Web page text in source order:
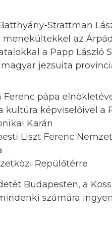
Strattman
menekültekkel az
a Papp László
jezsuita
Ferenc pápa
kultúra képviselőivel
Karán
Liszt Ferenc
Repülőtérre
Budapesten, a
számára